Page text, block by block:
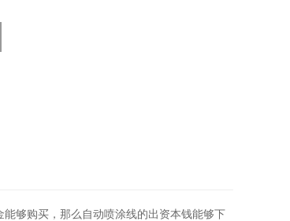
够购买，那么自动喷涂线的出资本钱能够下